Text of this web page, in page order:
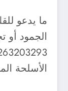
ما يدعو
الجمود أو
الأسلحة